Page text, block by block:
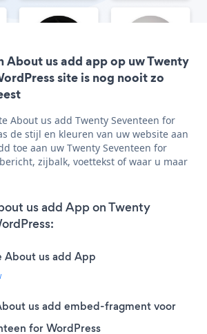
About us add app op uw Twenty
site is nog nooit zo
About us add Twenty Seventeen for
de stijl en kleuren van uw website aan
toe aan uw Twenty Seventeen for
zijbalk, voettekst of waar u maar
us add App on Twenty
About us add App
us add embed-fragment voor
for WordPress